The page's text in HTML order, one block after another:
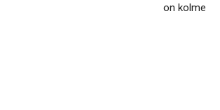
on kolme